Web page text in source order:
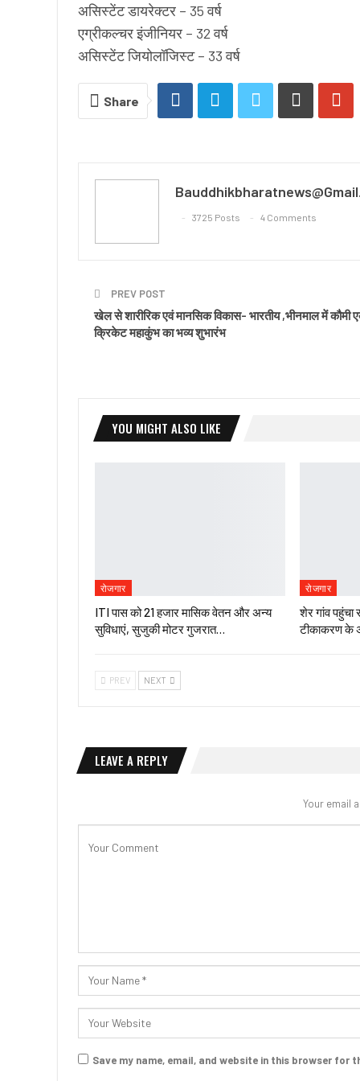
असिस्टेंट डायरेक्टर – 35 वर्ष
एग्रीकल्चर इंजीनियर – 32 वर्ष
असिस्टेंट जियोलॉजिस्ट – 33 वर्ष
Share
3725 Posts 4 Comments
PREV POST
खेल से शारीरिक एवं मानसिक विकास- भारतीय ,भीनमाल में कौमी
क्रिकेट महाकुंभ का भव्य शुभारंभ
YOU MIGHT ALSO LIKE
रोजगार
ITI पास को 21 हजार मासिक वेतन और अन्य
सुविधाएं, सुजुकी मोटर गुजरात…
रोजगार
शेर गांव पहुंचा
टीकाकरण के
PREV NEXT
LEAVE A REPLY
Your email
Save my name, email, and website in this browser for